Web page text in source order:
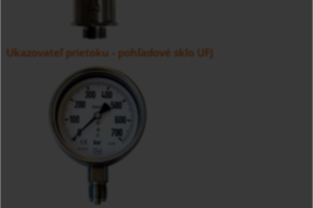
Ukazovateľ prietoku - pohľadové sklo UFJ